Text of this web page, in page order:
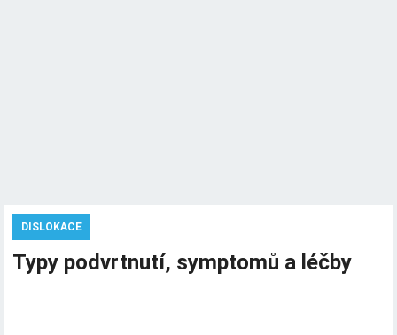
DISLOKACE
Typy podvrtnutí, symptomů a léčby